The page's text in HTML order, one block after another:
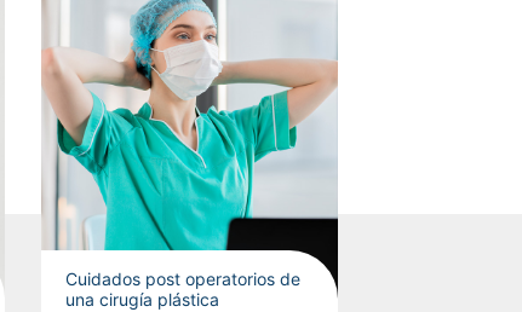
Cuidados post operatorios de
una cirugía plástica